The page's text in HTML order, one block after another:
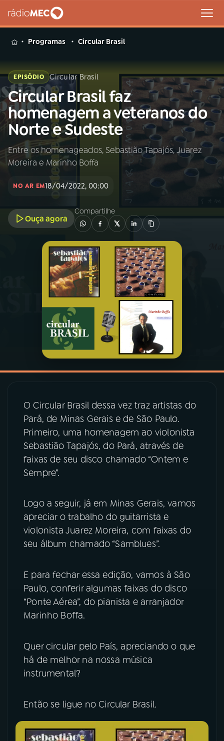
MENU
Buscar
na
Rádio
MEC
Buscar
Início AO VIVO
INÍCIO
A RÁDIO
PROGRAMAÇÃO
PROGRAMAS
PODCASTS
VIDEOCASTS
PRÊMIO RÁDIO MEC
ACOMPANHE A RÁDIO MEC
YouTube
TikTok
Programas Circular Brasil
EPISÓDIO Circular Brasil
Circular Brasil faz
homenagem a veteranos do
Norte e Sudeste
Entre os homenageados, Sebastião Tapajós, Juarez
Moreira e Marinho Boffa
NO AR EM18/04/2022, 00:00
Ouça agora
Compartilhe
O Circular Brasil dessa vez traz artistas do
Pará, de Minas Gerais e de São Paulo.
Primeiro, uma homenagem ao violonista
Sebastião Tapajós, do Pará, através de
faixas de seu disco chamado “Ontem e
Sempre”.
Logo a seguir, já em Minas Gerais, vamos
apreciar o trabalho do guitarrista e
violonista Juarez Moreira, com faixas do
seu álbum chamado “Samblues”.
E para fechar essa edição, vamos à São
Paulo, conferir algumas faixas do disco
“Ponte Aérea”, do pianista e arranjador
Marinho Boffa.
Quer circular pelo País, apreciando o que
há de melhor na nossa música
instrumental?
Então se ligue no Circular Brasil.